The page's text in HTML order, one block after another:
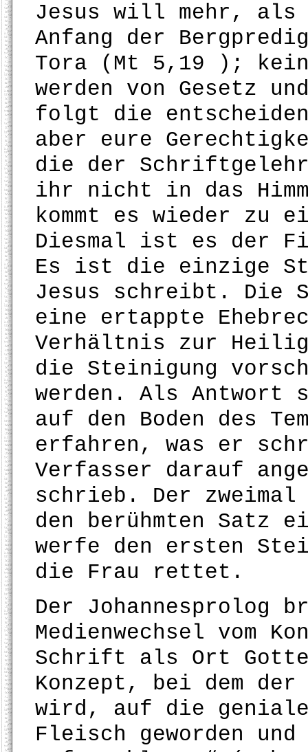
Jesus will mehr, als
Anfang der
Tora (Mt 5,19 ); kein
werden von Gesetz
folgt die
aber eure
die der
ihr nicht in das
kommt es wieder zu
Diesmal ist es der
Es ist die einzige
Jesus schreibt. Die
eine ertappte
Verhältnis zur
die Steinigung
werden. Als Antwort
auf den Boden des
erfahren, was er
Verfasser darauf
schrieb. Der zweimal
den berühmten Satz
werfe den ersten
die Frau rettet.
Der Johannesprolog
Medienwechsel vom
Schrift als Ort
Konzept, bei dem der
wird, auf die geniale
Fleisch geworden